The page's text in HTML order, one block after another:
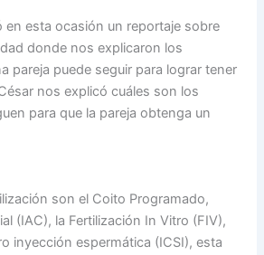
en esta ocasión un reportaje sobre
donde nos explicaron los
pareja puede seguir para lograr tener
nos explicó cuáles son los
para que la pareja obtenga un
son el Coito Programado,
(IAC), la Fertilización In Vitro (FIV),
inyección espermática (ICSI), esta